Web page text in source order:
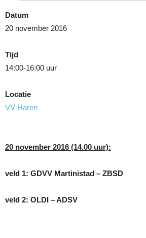
Datum
20 november 2016
Tijd
14:00-16:00 uur
Locatie
VV Haren
20 november 2016 (14.00 uur):
veld 1: GDVV Martinistad – ZBSD
veld 2: OLDI – ADSV